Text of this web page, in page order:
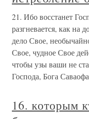
21. Ибо восстанет
разгневается, как на
дело Свое,
Свое, чудное Свое
чтобы узы ваши не
Господа, Бога
16. которым